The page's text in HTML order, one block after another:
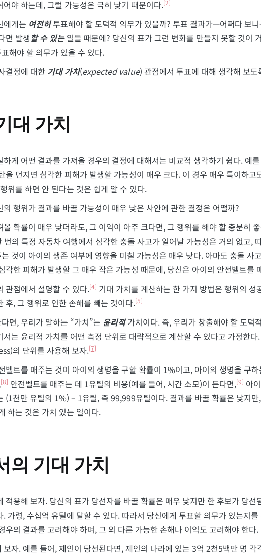
야 하는데, 그럴 가능성은 극히 낮기 때문이다.[2]
에게는 여전히투표해야 할 도덕적 의무가 있을까? 투표 결과가—어쩌다 보
면 발생할 수 있는일들 때문에? 당신의 표가 그런 변화를 만들지 못할 것이
해야 할 의무가 있을 수 있다.
결정에 대한 기대 가치(expected value) 관점에서 투표에 대해 생각해 보도
대 가치
게 어떤 결과를 가져올 경우의 결정에 대해서는 비교적 생각하기 쉽다. 예
을 던지면 심각한 피해가 발생할 가능성이 매우 크다. 이 경우 매우 특이하고
위를 하면 안 된다는 것은 쉽게 알 수 있다.
행위가 결과를 바꿀 가능성이 매우 낮은 사안에 관한 결정은 어떨까?
확률이 매우 낮더라도, 그 이익이 아주 크다면, 그 행위를 해야 할 충분히
번의 특정 자동차 여행에서 심각한 충돌 사고가 일어날 가능성은 거의 없고,
것이 아이의 생존 여부에 영향을 미칠 가능성은 매우 낮다. 아마도 충돌 사
각한 피해가 발생할 그 매우 작은 가능성 때문에, 당신은 아이의 안전벨트를
관점에서 설명할 수 있다.[4] 기대 가치를 계산하는 한 가지 방법은 행위의 성
후, 그 행위로 인한 손해를 빼는 것이다.[5]
면, 우리가 말하는 “가치”는 윤리적가치이다. 즉, 우리가 창출해야 할 도덕
서는 윤리적 가치를 어떤 측정 단위로 대략적으로 계산할 수 있다고 가정한다
의 단위를 사용해 보자.[7]
벨트를 매주는 것이 아이의 생명을 구할 확률이 1%이고, 아이의 생명을 구
[8] 안전벨트를 매주는 데 1유틸의 비용(예를 들어, 시간 소모)이 든다면,[9] 아
(1천만 유틸의 1%) – 1유틸, 즉 99,999유틸이다. 결과를 바꿀 확률은 낮지
하는 것은 가치 있는 일이다.
의 기대 가치
적용해 보자. 당신의 표가 당선자를 바꿀 확률은 매우 낮지만 한 후보가 당선
가령, 수십억 유틸에 달할 수 있다. 따라서 당신에게 투표할 의무가 있는지
우의 결과를 고려해야 하며, 그 외 다른 가능한 손해나 이익도 고려해야 한다.
자. 예를 들어, 제인이 당선된다면, 제인의 나라에 있는 3억 2천5백만 명 각